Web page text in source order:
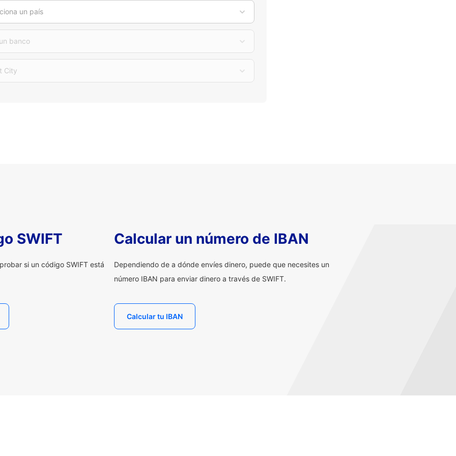
un país
banco
City
SWIFT
si un código SWIFT está
Calcular un número de IBAN
Dependiendo de a dónde envíes dinero, puede que necesites un
número IBAN para enviar dinero a través de SWIFT.
Calcular tu IBAN